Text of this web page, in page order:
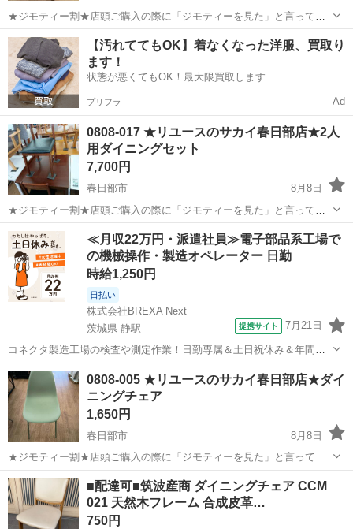
★ジモティー割★店頭ご購入の際に「ジモティーを見た」と言ってい
ただくとジモティー限定価格（掲載価格の10%OFF）でご購入が可能
です。 必ずご精算前にスタッフまでお伝えくださいませ。 ---------------
-...
埼玉 春日部市 サカイ
【汚れててもOK】着なくなった洋服、買取り
ます！
状態が悪くてもOK！最大限買取します
プリフラ Ad
0808-017 ★リユースのサカイ春日部店★2人
用ダイニングセット
7,700円
春日部市
8月8日
★ジモティー割★店頭ご購入の際に「ジモティーを見た」と言ってい
ただくとジモティー限定価格（掲載価格の10%OFF）でご購入が可能
です。 必ずご精算前にスタッフまでお伝えくださいませ。 ---------------
-...
埼玉 春日部市 椅子 ダイニング
≪月収22万円・派遣社員≫電子部品系工場で
の機械操作・製造オペレーター 日勤
時給1,250円
日払い
株式会社BREXA Next
茨城県 静駅
提携サイト 7月21日
コネクタ製造工場の検査や測定作業！日勤専属＆土日祝休み＆年間休
日128日★クリーンルーム内作業★マイカー通勤OK＆無料駐車場あり
★就業先食堂利用可！日払い制度あり！《茨城県常陸大宮市》 人気の
工場のお仕事 ◇コネクタ製造工...
茨城 常陸大宮市 静駅
0808-005 ★リユースのサカイ春日部店★ダイ
ニングチェア
1,650円
春日部市
8月8日
★ジモティー割★店頭ご購入の際に「ジモティーを見た」と言ってい
ただくとジモティー限定価格（掲載価格の10%OFF）でご購入が可能
です。 必ずご精算前にスタッフまでお伝えくださいませ。 ---------------
-...
埼玉 春日部市 椅子 サカイ
■配達可■筑波産商 ダイニングチェア CCM
021 天然木フレーム 合成皮革…
750円